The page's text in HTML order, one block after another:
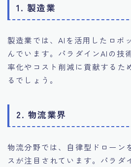
1. 製造業
製造業では、AIを活用したロボ
んでいます。パラダインAIの技
率化やコスト削減に貢献するた
るでしょう。
2. 物流業界
物流分野では、自律型ドローン
スが注目されています。パラダ